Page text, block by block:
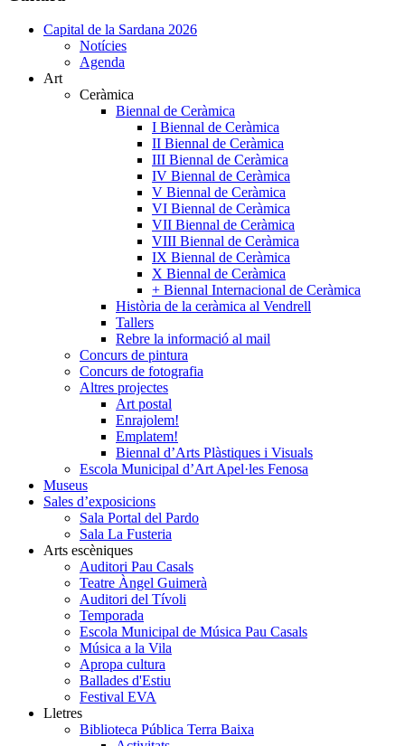
Capital de la Sardana 2026
Notícies
Agenda
Art
Ceràmica
Biennal de Ceràmica
I Biennal de Ceràmica
II Biennal de Ceràmica
III Biennal de Ceràmica
IV Biennal de Ceràmica
V Biennal de Ceràmica
VI Biennal de Ceràmica
VII Biennal de Ceràmica
VIII Biennal de Ceràmica
IX Biennal de Ceràmica
X Biennal de Ceràmica
+ Biennal Internacional de Ceràmica
Història de la ceràmica al Vendrell
Tallers
Rebre la informació al mail
Concurs de pintura
Concurs de fotografia
Altres projectes
Art postal
Enrajolem!
Emplatem!
Biennal d’Arts Plàstiques i Visuals
Escola Municipal d’Art Apel·les Fenosa
Museus
Sales d’exposicions
Sala Portal del Pardo
Sala La Fusteria
Arts escèniques
Auditori Pau Casals
Teatre Àngel Guimerà
Auditori del Tívoli
Temporada
Escola Municipal de Música Pau Casals
Música a la Vila
Apropa cultura
Ballades d'Estiu
Festival EVA
Lletres
Biblioteca Pública Terra Baixa